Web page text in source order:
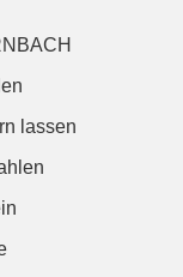
lassen